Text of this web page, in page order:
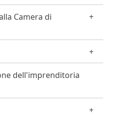
Camera di
dell'imprenditoria